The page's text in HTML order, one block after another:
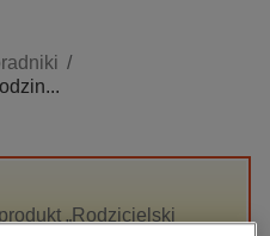
wnętrz
„Rodzicielski